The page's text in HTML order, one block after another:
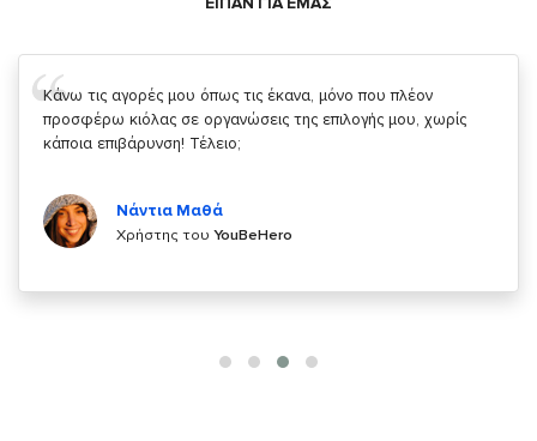
Σας ευχαριστώ που μας δίνετε την δυνατότητα να κάνουμε
κάτι!
Χρήστης τουYouBeHero